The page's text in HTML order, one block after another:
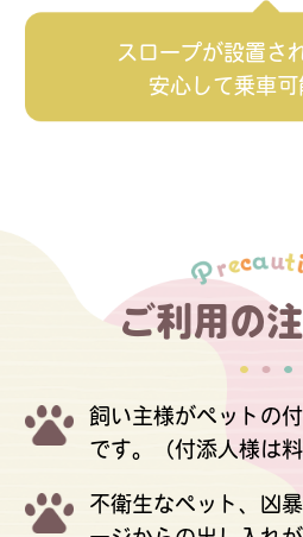
スロープが設置さ
安心して乗車可
ご利用の
飼い主様がペットの
です。（付添人様は
不衛生なペット、凶